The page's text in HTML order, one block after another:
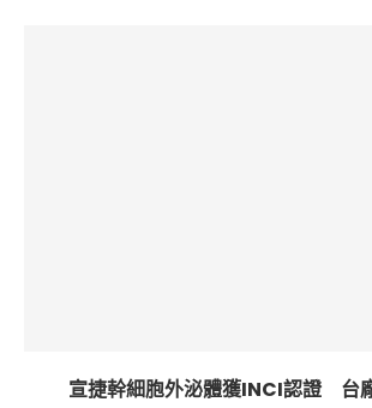
宣捷幹細胞外泌體獲INCI認證 台